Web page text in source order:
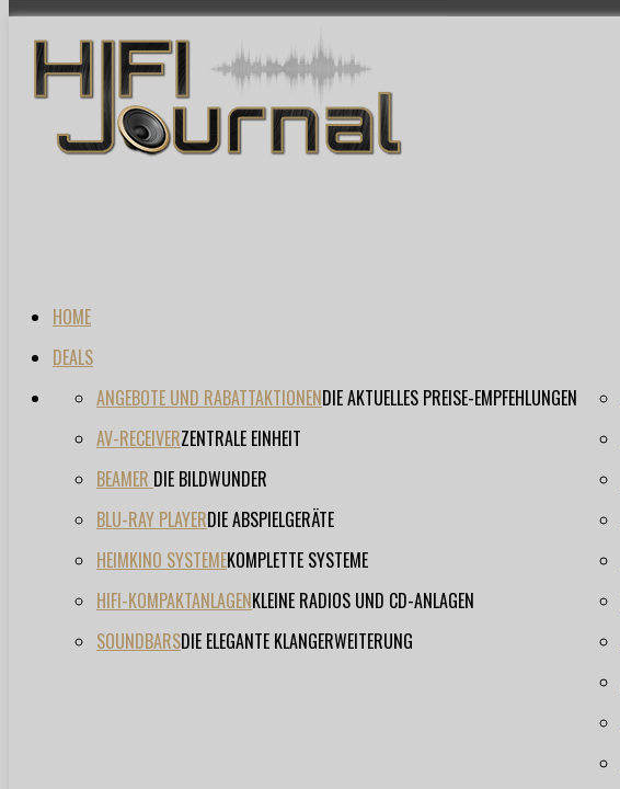
HOME
DEALS
ANGEBOTE UND RABATTAKTIONENDIE AKTUELLES PREISE-EMPFEHLUNGEN
AV-RECEIVERZENTRALE EINHEIT
BEAMER DIE BILDWUNDER
BLU-RAY PLAYERDIE ABSPIELGERÄTE
HEIMKINO SYSTEMEKOMPLETTE SYSTEME
HIFI-KOMPAKTANLAGENKLEINE RADIOS UND CD-ANLAGEN
SOUNDBARSDIE ELEGANTE KLANGERWEITERUNG